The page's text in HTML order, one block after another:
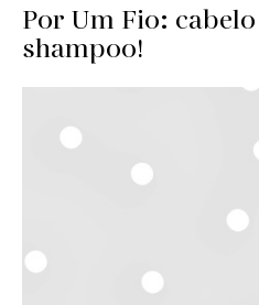
Por Um Fio:
shampoo!